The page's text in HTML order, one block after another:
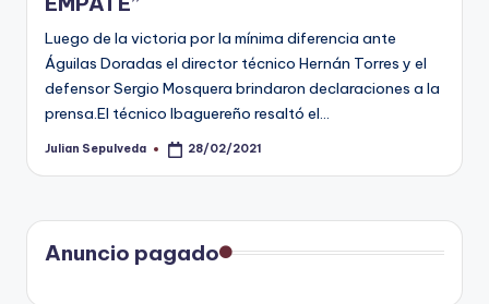
Luego de la victoria por la mínima diferencia ante
Águilas Doradas el director técnico Hernán Torres y el
defensor Sergio Mosquera brindaron declaraciones a la
prensa.El técnico Ibaguereño resaltó el…
Publicado
Julian Sepulveda 28/02/2021
Anuncio pagado